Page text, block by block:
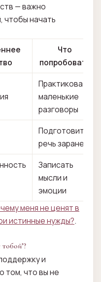
— важно
чтобы начать
Что
попробовать
Практиковать
маленькие
разговоры
Подготовить
речь заранее
Записать
мысли и
эмоции
меня не ценят в
истинные нужды?.
и
том, что вы не